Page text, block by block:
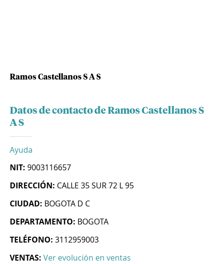
Ramos Castellanos S A S
Datos de contacto de Ramos Castellanos S
A S
Ayuda
NIT: 9003116657
DIRECCIÓN: CALLE 35 SUR 72 L 95
CIUDAD: BOGOTA D C
DEPARTAMENTO: BOGOTA
TELÉFONO: 3112959003
VENTAS: Ver evolución en ventas